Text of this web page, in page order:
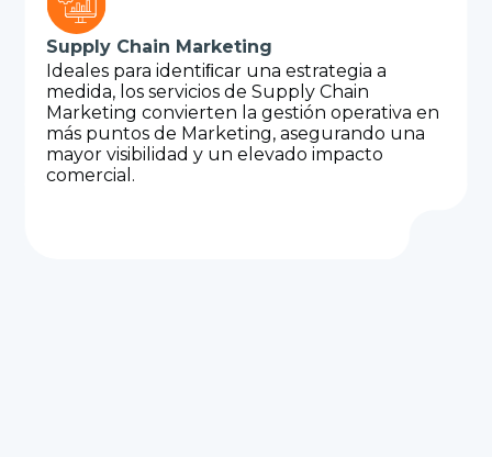
Supply Chain Marketing
Ideales para identiﬁcar una estrategia a
medida, los servicios de Supply Chain
Marketing convierten la gestión operativa en
más puntos de Marketing, asegurando una
mayor visibilidad y un elevado impacto
comercial.